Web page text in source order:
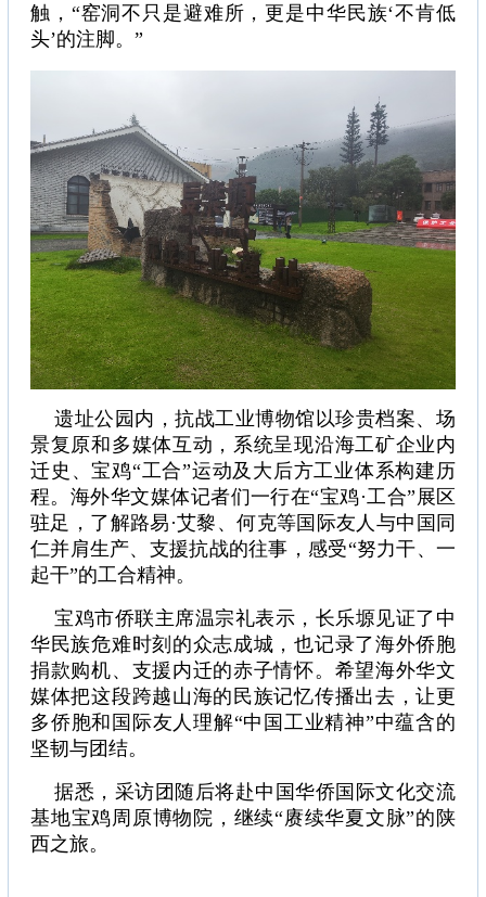
触，“窑洞不只是避难所，更是中华民族‘不肯低
头’的注脚。”
遗址公园内，抗战工业博物馆以珍贵档案、场
景复原和多媒体互动，系统呈现沿海工矿企业内
迁史、宝鸡“工合”运动及大后方工业体系构建历
程。海外华文媒体记者们一行在“宝鸡·工合”展区
驻足，了解路易·艾黎、何克等国际友人与中国同
仁并肩生产、支援抗战的往事，感受“努力干、一
起干”的工合精神。
宝鸡市侨联主席温宗礼表示，长乐塬见证了中
华民族危难时刻的众志成城，也记录了海外侨胞
捐款购机、支援内迁的赤子情怀。希望海外华文
媒体把这段跨越山海的民族记忆传播出去，让更
多侨胞和国际友人理解“中国工业精神”中蕴含的
坚韧与团结。
据悉，采访团随后将赴中国华侨国际文化交流
基地宝鸡周原博物院，继续“赓续华夏文脉”的陕
西之旅。